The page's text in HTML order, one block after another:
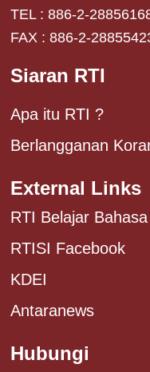
TEL : 886-2-
FAX : 886-2-
Siaran RTI
Apa itu RTI ?
Berlangganan
External Links
RTI Belajar
RTISI Facebook
KDEI
Antaranews
Hubungi